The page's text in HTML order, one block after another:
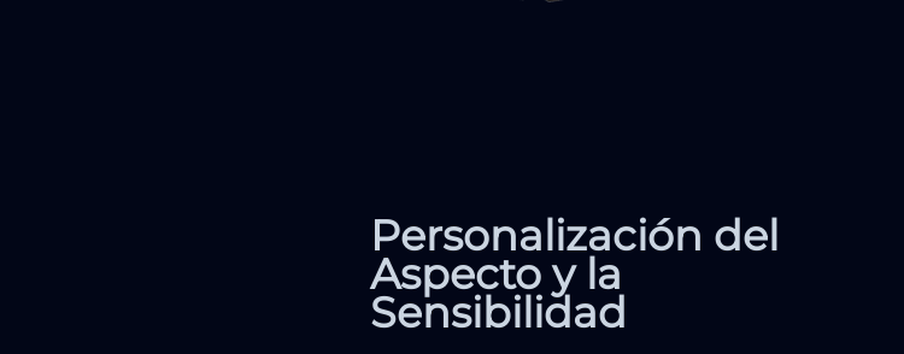
Personalización del
Aspecto y la
Sensibilidad